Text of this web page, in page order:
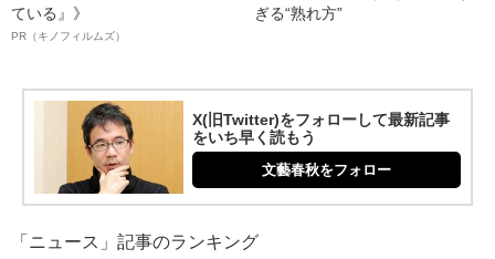
ている』》
PR（キノフィルムズ）
ぎる“熟れ方”
X(旧Twitter)をフォローして最新記事
をいち早く読もう
文藝春秋をフォロー
「ニュース」記事のランキング